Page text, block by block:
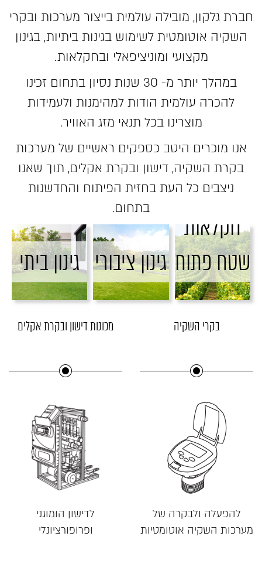
חברת גלקון, מובילה עולמית בייצור מערכות ובקרי
השקיה אוטומטית לשימוש בגינות ביתיות, בגינון
מקצועי ומוניציפאלי ובחקלאות.
במהלך יותר מ- 30 שנות נסיון בתחום זכינו
להכרה עולמית הודות למהימנות ולעמידות
מוצרינו בכל תנאי מזג האוויר.
אנו מוכרים היטב כספקים ראשיים של מערכות
בקרת השקיה, דישון ובקרת אקלים, תוך שאנו
ניצבים כל העת בחזית הפיתוח והחדשנות
בתחום.
גינון ביתי גינון ציבורי
חקלאות
שטח פתוח
בקרי השקיה
להפעלה ולבקרה של
מערכות השקיה אוטומטיות
מכונות דישון ובקרת אקלים
לדישון הומוגני
ופרופורציונלי